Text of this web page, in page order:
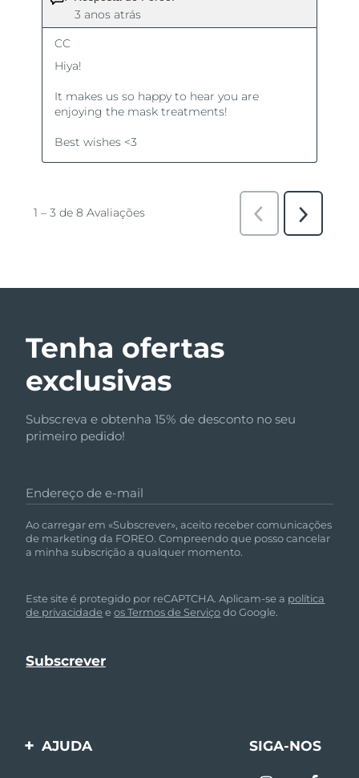
Tenha ofertas
exclusivas
Subscreva e obtenha 15% de desconto no seu
primeiro pedido!
Endereço de e-mail
Ao carregar em «Subscrever», aceito receber comunicações
de marketing da FOREO. Compreendo que posso cancelar
a minha subscrição a qualquer momento.
Este site é protegido por reCAPTCHA. Aplicam-se a política
de privacidade eos Termos de Serviçodo Google.
AJUDA SIGA-NOS